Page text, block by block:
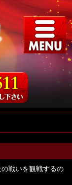
戦いを観戦するの